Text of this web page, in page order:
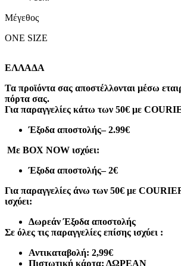
Μέγεθος
ONE SIZE
ΕΛΛΑΔΑ
Τα προϊόντα σας αποστέλλονται μέσω
πόρτα σας.
Για παραγγελίες κάτω των 50€ με
Έξοδα αποστολής– 2.99€
Με BOX NOW ισχύει:
Έξοδα αποστολής– 2€
Για παραγγελίες άνω των 50€ με
ισχύει:
Δωρεάν Έξοδα αποστολής
Σε όλες τις παραγγελίες επίσης ισχύει :
Αντικαταβολή: 2,99€
Πιστωτική κάρτα: ΔΩΡΕΑΝ